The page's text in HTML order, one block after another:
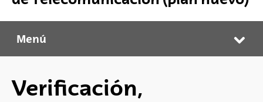
Grado en Ingeniería en Tecnología de Telecomunicación (plan nuevo)
Menú
Verificación,